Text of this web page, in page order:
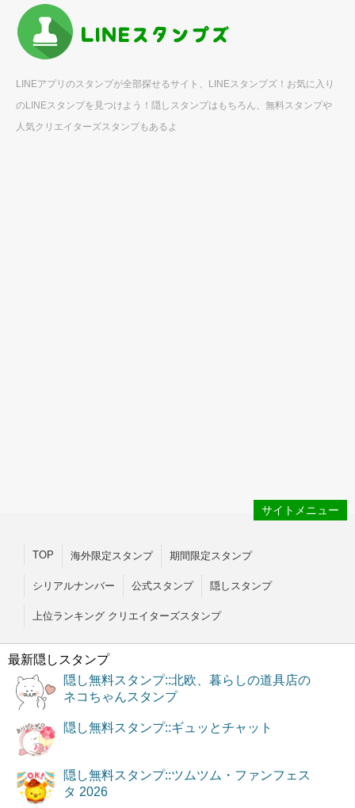
LINEアプリのスタンプが全部探せるサイト、LINEスタンプズ！お気に入り
のLINEスタンプを見つけよう！隠しスタンプはもちろん、無料スタンプや
人気クリエイターズスタンプもあるよ
サイトメニュー
TOP 海外限定スタンプ 期間限定スタンプ
シリアルナンバー 公式スタンプ 隠しスタンプ
上位ランキング クリエイターズスタンプ
最新隠しスタンプ
隠し無料スタンプ::北欧、暮らしの道具店の
ネコちゃんスタンプ
隠し無料スタンプ::ギュッとチャット
隠し無料スタンプ::ツムツム・ファンフェス
タ 2026